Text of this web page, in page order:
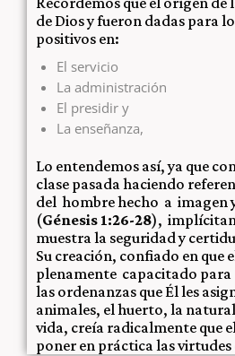
de Dios y fueron dadas para
positivos en:
El servicio
La administración
El presidir y
La enseñanza,
Lo entendemos así, ya que
clase pasada haciendo
del hombre hecho a imagen
(Génesis 1:26-28),
muestra la seguridad y
Su creación, confiado en que
plenamente capacitado
las ordenanzas que Él les
animales, el huerto, la
vida, creía radicalmente que
poner en práctica las